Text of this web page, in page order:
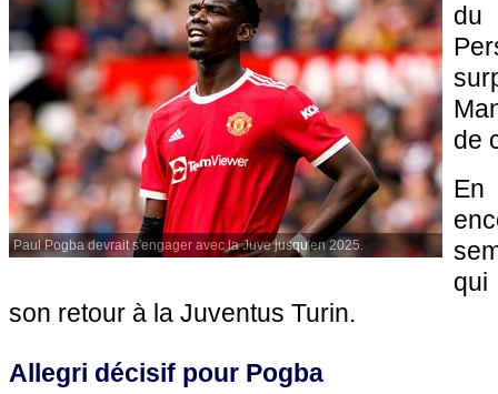
Paul Pogba devrait s'engager avec la Juve jusqu'en 2025.
de
son retour à la Juventus Turin.
Allegri décisif pour Pogba